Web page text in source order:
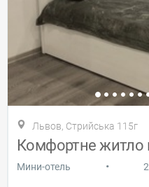
Львов, Стрийська 115г
Комфортне житло
Мини-отель •